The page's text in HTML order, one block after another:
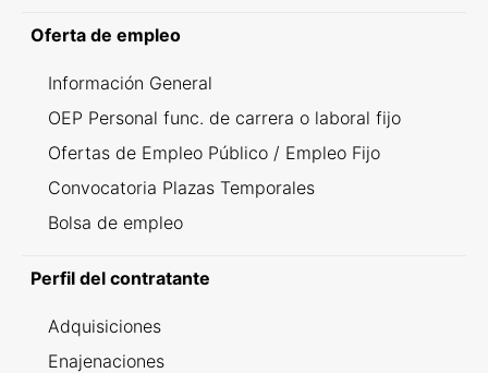
Oferta de empleo
Información General
OEP Personal func. de carrera o laboral fijo
Ofertas de Empleo Público / Empleo Fijo
Convocatoria Plazas Temporales
Bolsa de empleo
Perfil del contratante
Adquisiciones
Enajenaciones